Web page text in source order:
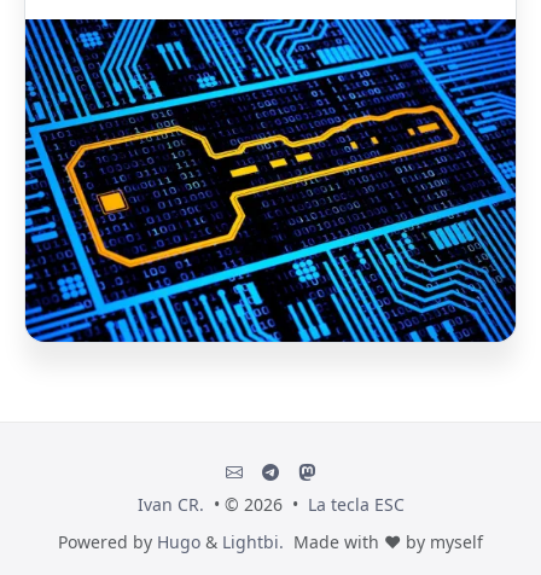
Ivan CR. • © 2026 • La tecla ESC
Powered by Hugo & Lightbi. Made with ❤ by myself